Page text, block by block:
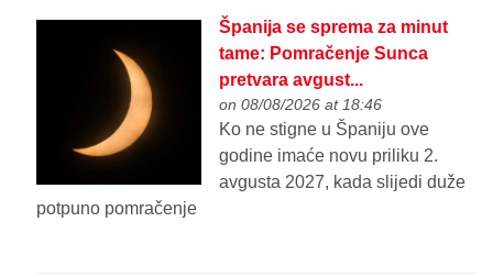
Španija se sprema za minut
tame: Pomračenje Sunca
pretvara avgust...
on 08/08/2026 at 18:46
Ko ne stigne u Španiju ove
godine imaće novu priliku 2.
avgusta 2027, kada slijedi duže
potpuno pomračenje